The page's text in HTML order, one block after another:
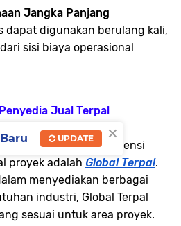
Jangka Panjang
dapat digunakan berulang kali,
sisi biaya operasional
Jual Terpal
dapat menjadi referensi
proyek adalah Global Terpal.
menyediakan berbagai
industri, Global Terpal
sesuai untuk area proyek.
×
UPDATE